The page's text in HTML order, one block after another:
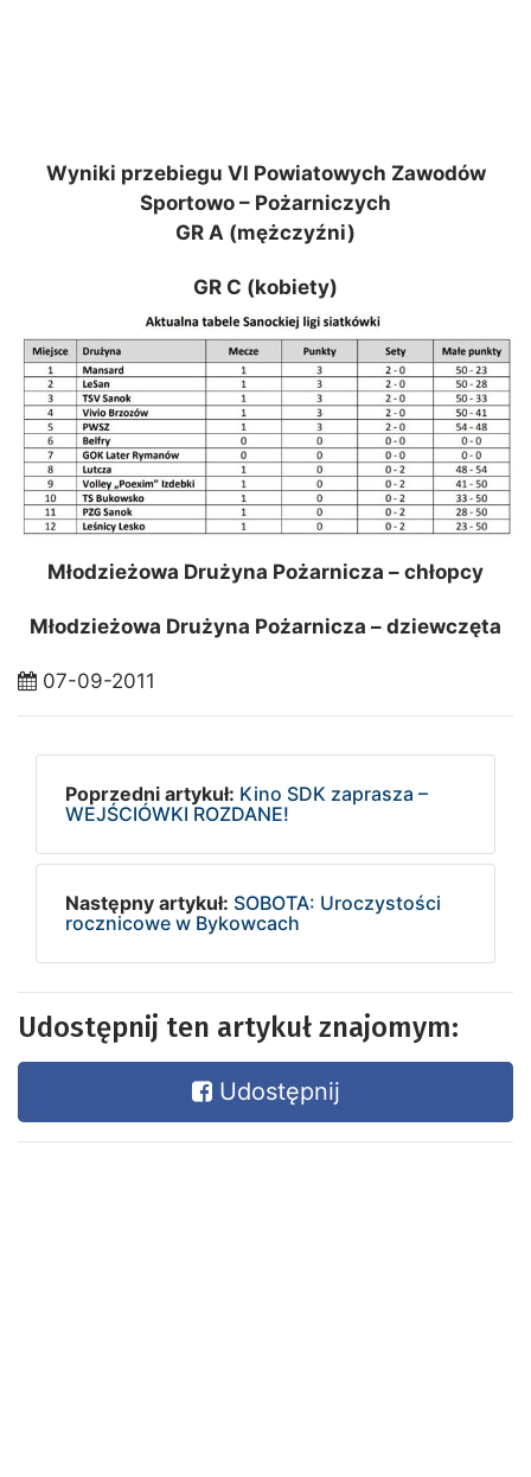
Wyniki przebiegu VI Powiatowych Zawodów
Sportowo – Pożarniczych
GR A (mężczyźni)
GR C (kobiety)
Młodzieżowa Drużyna Pożarnicza – chłopcy
Młodzieżowa Drużyna Pożarnicza – dziewczęta
07-09-2011
Poprzedni artykuł: Kino SDK zaprasza –
WEJŚCIÓWKI ROZDANE!
Następny artykuł: SOBOTA: Uroczystości
rocznicowe w Bykowcach
Udostępnij ten artykuł znajomym:
Udostępnij